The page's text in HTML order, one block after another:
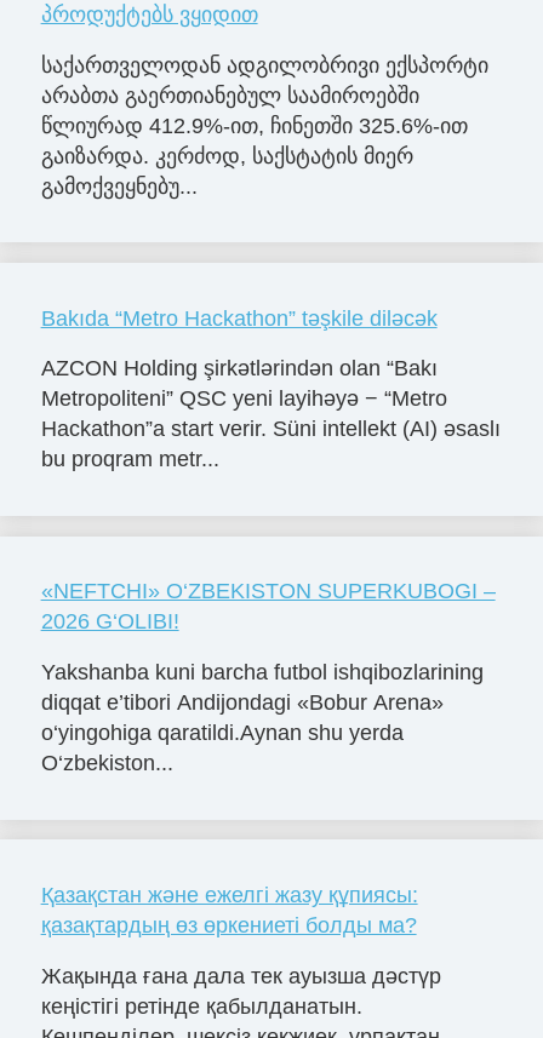
პროდუქტებს ვყიდით
საქართველოდან ადგილობრივი ექსპორტი
არაბთა გაერთიანებულ საამიროებში
წლიურად 412.9%-ით, ჩინეთში 325.6%-ით
გაიზარდა. კერძოდ, საქსტატის მიერ
გამოქვეყნებუ...
Bakıda “Metro Hackathon” təşkile diləcək
AZCON Holding şirkətlərindən olan “Bakı
Metropoliteni” QSC yeni layihəyə − “Metro
Hackathon”a start verir. Süni intellekt (AI) əsaslı
bu proqram metr...
«NЕFTCHI» O‘ZBЕKISTON SUPЕRKUBOGI –
2026 G‘OLIBI!
Yakshanba kuni barcha futbol ishqibozlarining
diqqat e’tibori Andijondagi «Bobur Arena»
o‘yingohiga qaratildi.Aynan shu yerda
O‘zbekiston...
Қазақстан және ежелгі жазу құпиясы:
қазақтардың өз өркениеті болды ма?
Жақында ғана дала тек ауызша дәстүр
кеңістігі ретінде қабылданатын.